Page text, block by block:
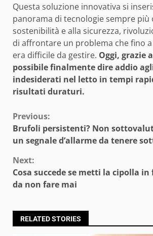
Questa soluzione innovativa si
panorama di tecnologie sempre più
sostenibilità e alla sicurezza,
di affrontare un problema che fino
era difficile da gestire. Oggi, grazie
possibile finalmente dire addio
indesiderati nel letto in tempi
risultati duraturi.
Continue
Reading
Previous:
Brufoli persistenti? Non
un segnale d’allarme da tenere
Next:
Cosa succede se metti la cipolla in
da non fare mai
RELATED STORIES